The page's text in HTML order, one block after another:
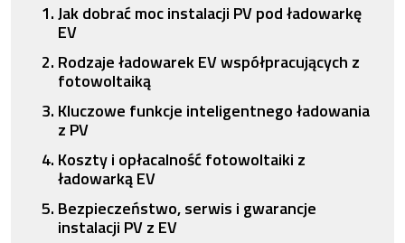
Jak dobrać moc instalacji PV pod ładowarkę
EV
Rodzaje ładowarek EV współpracujących z
fotowoltaiką
Kluczowe funkcje inteligentnego ładowania
z PV
Koszty i opłacalność fotowoltaiki z
ładowarką EV
Bezpieczeństwo, serwis i gwarancje
instalacji PV z EV